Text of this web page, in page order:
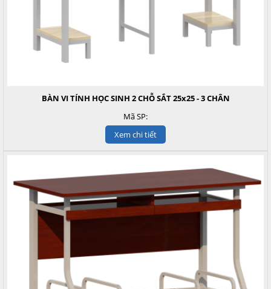
BÀN VI TÍNH HỌC SINH 2 CHỖ SẮT 25x25 - 3 CHÂN
Mã SP:
Xem chi tiết